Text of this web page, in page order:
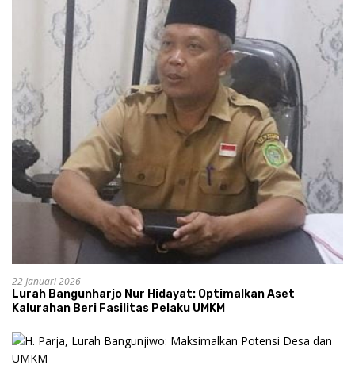
22 Januari 2026
Lurah Bangunharjo Nur Hidayat: Optimalkan Aset
Kalurahan Beri Fasilitas Pelaku UMKM